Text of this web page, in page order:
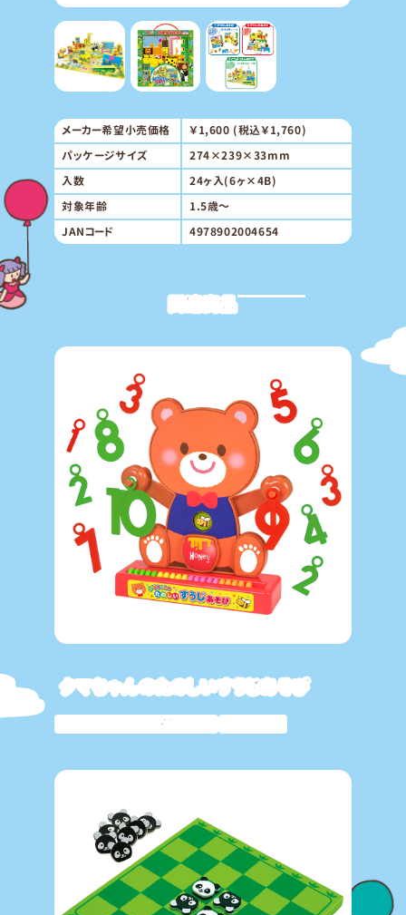
メーカー希望小売価格
￥1,600 (税込￥1,760)
パッケージサイズ
274×239×33mm
入数
24ヶ入(6ヶ×4B)
対象年齢
1.5歳～
JANコード
4978902004654
関連商品
クマちゃんのたのしいすうじあそび
ムラオカオリジナル